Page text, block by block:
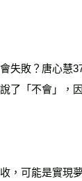
失敗？唐心慧
了「不會」，
，可能是實